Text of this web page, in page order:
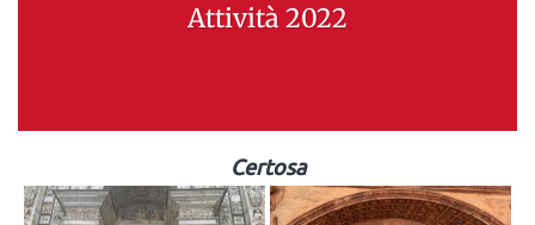
Attività 2022
Certosa